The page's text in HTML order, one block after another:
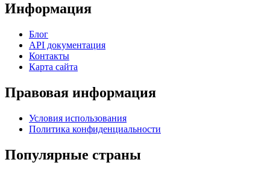
Информация
Блог
API документация
Контакты
Карта сайта
Правовая информация
Условия использования
Политика конфиденциальности
Популярные страны